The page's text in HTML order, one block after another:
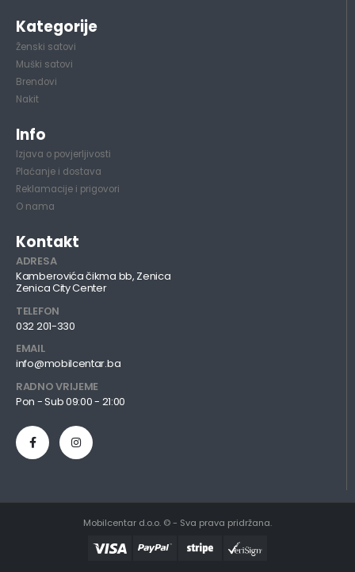
Kategorije
Ženski satovi
Muški satovi
Brendovi
Nakit
Info
Izjava o povjerljivosti
Plaćanje i dostava
Reklamacije i prigovori
O nama
Kontakt
ADRESA
Kamberovića čikma bb, Zenica
Zenica City Center
TELEFON
032 201-330
EMAIL
info@mobilcentar.ba
RADNO VRIJEME
Pon - Sub 09:00 - 21:00
Mobilcentar d.o.o. © - Sva prava pridržana.